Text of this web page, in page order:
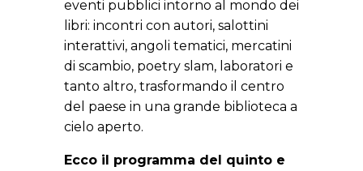
eventi pubblici intorno al mondo dei
libri: incontri con autori, salottini
interattivi, angoli tematici, mercatini
di scambio, poetry slam, laboratori e
tanto altro, trasformando il centro
del paese in una grande biblioteca a
cielo aperto.
Ecco il programma del quinto e